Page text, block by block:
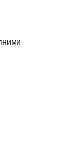
з Google
у Facebook